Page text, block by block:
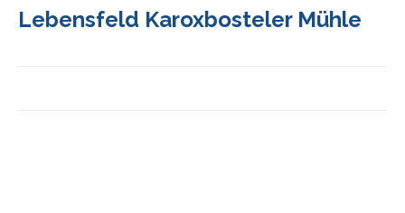
Lebensfeld Karoxbosteler Mühle